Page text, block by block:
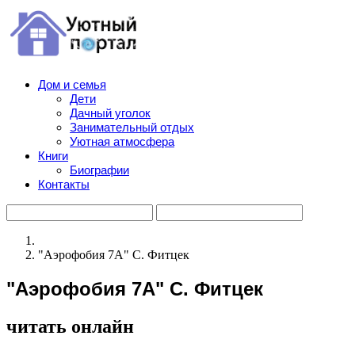
Дом и семья
Дети
Дачный уголок
Занимательный отдых
Уютная атмосфера
Книги
Биографии
Контакты
"Аэрофобия 7А" С. Фитцек
"Аэрофобия 7А" С. Фитцек
читать онлайн